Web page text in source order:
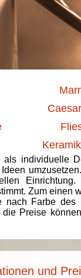
individuelle
Zum einen
nach Farbe des
die Preise
und